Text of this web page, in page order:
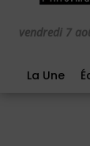
vendredi 7
La Une